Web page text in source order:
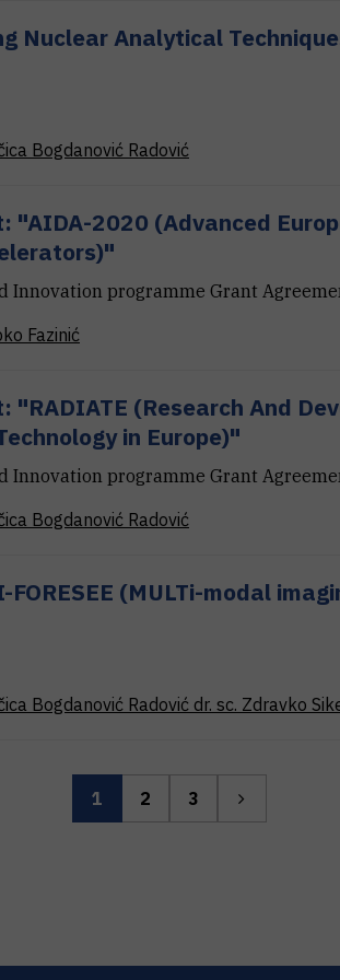
Nuclear Analytical
Bogdanović Radović
"AIDA-2020 (Advanced
Innovation programme Grant
Fazinić
"RADIATE (Research And
in Europe)"
Innovation programme Grant
Bogdanović Radović
(MULTi-modal
Bogdanović Radović dr. sc. Zdravko
1 2 3